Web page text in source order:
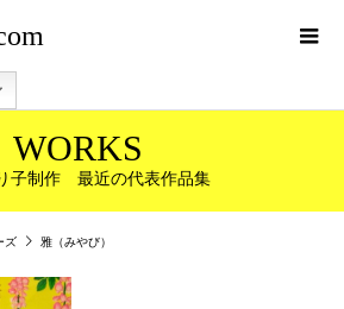
WORKS
子制作 最近の代表作品集
ズ 雅（みやび）